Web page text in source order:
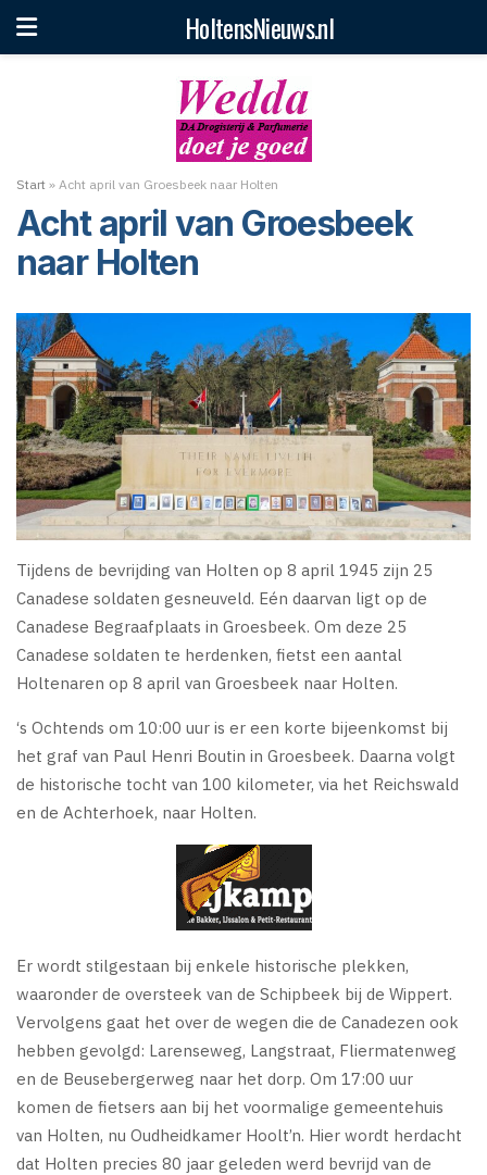
HoltensNieuws.nl
Start » Acht april van Groesbeek naar Holten
Acht april van Groesbeek
naar Holten
Tijdens de bevrijding van Holten op 8 april 1945 zijn 25
Canadese soldaten gesneuveld. Eén daarvan ligt op de
Canadese Begraafplaats in Groesbeek. Om deze 25
Canadese soldaten te herdenken, fietst een aantal
Holtenaren op 8 april van Groesbeek naar Holten.
‘s Ochtends om 10:00 uur is er een korte bijeenkomst bij
het graf van Paul Henri Boutin in Groesbeek. Daarna volgt
de historische tocht van 100 kilometer, via het Reichswald
en de Achterhoek, naar Holten.
Er wordt stilgestaan bij enkele historische plekken,
waaronder de oversteek van de Schipbeek bij de Wippert.
Vervolgens gaat het over de wegen die de Canadezen ook
hebben gevolgd: Larenseweg, Langstraat, Fliermatenweg
en de Beusebergerweg naar het dorp. Om 17:00 uur
komen de fietsers aan bij het voormalige gemeentehuis
van Holten, nu Oudheidkamer Hoolt’n. Hier wordt herdacht
dat Holten precies 80 jaar geleden werd bevrijd van de